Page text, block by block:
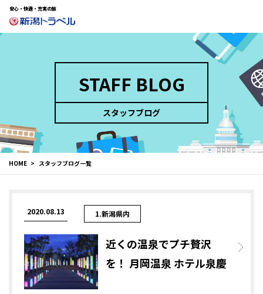
安心・快適・充実の旅
STAFF BLOG
スタッフブログ
HOME スタッフブログ一覧
2020.08.13 1.新潟県内
近くの温泉でプチ贅沢
を！ 月岡温泉 ホテル泉慶